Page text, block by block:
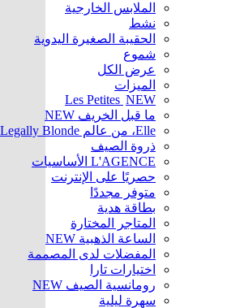
الملابس الخارجية
نشط
الحقيبة الصغيرة اليدوية
شموع
عرض الكل
الميزات
Les Petites NEW
ما قبل الخريف NEW
Elle، من عالم Legally Blonde بواسطة L’AGENCE
ذروة الصيف
L'AGENCE الأساسيات
حصريًا على الإنترنت
متوفر مجددًا
بطاقة هدية
المتاجر المختارة
الساعة الذهبية NEW
المفضلات لدى المصممة
اختيارات تارا
رومانسية الصيف NEW
سهرة ليلية